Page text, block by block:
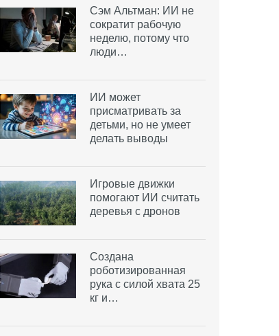
Сэм Альтман: ИИ не
сократит рабочую
неделю, потому что
люди…
ИИ может
присматривать за
детьми, но не умеет
делать выводы
Игровые движки
помогают ИИ считать
деревья с дронов
Создана
роботизированная
рука с силой хвата 25
кг и…